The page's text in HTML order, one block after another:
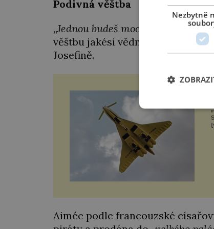
Podivná věštba
„Jednou budeš mocnější než
věštbu jakési vědmy, s níž se
Josefině.
Aimée podle francouzské
Nezbytně